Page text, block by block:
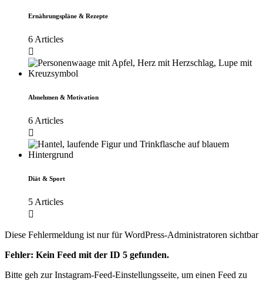
Ernährungspläne & Rezepte
6 Articles
Abnehmen & Motivation
6 Articles
Diät & Sport
5 Articles
Diese Fehlermeldung ist nur für WordPress-Administratoren sichtbar
Fehler: Kein Feed mit der ID 5 gefunden.
Bitte geh zur Instagram-Feed-Einstellungsseite, um einen Feed zu